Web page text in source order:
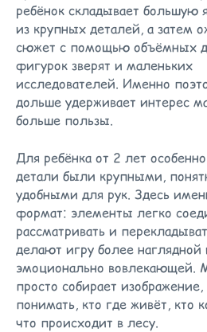
ребёнок складывает большую
из крупных деталей, а затем
сюжет с помощью объёмных
фигурок зверят и маленьких
исследователей. Именно
дольше удерживает интерес
больше пользы.
Для ребёнка от 2 лет
детали были крупными,
удобными для рук. Здесь
формат: элементы легко
рассматривать и
делают игру более наглядной
эмоционально вовлекающей.
просто собирает изображение,
понимать, кто где живёт, кто
что происходит в лесу.